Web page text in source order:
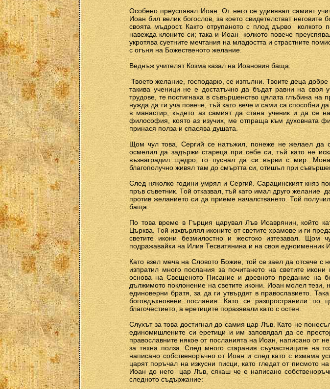
Особено преуспявал Иоан. От него се удивявал самият
Иоан бил велик богослов, за което свидетелстват
своята мъдрост. Както отрупаното с плод дърво ­ колкото
навежда клоните си; така и Иоан ­ колкото повече
укротява суетните мечтания на младостта и страстните
с огъня на Божественото желание.
Веднъж учителят Козма казал на Иоановия баща:
Твоето желание, господарю, се изпълни. Твоите деца
такива ученици не е достатъчно да бъдат равни на своя
трудове, те постигнаха в съвършенство цялата глъбина
нужда да ги уча повече, тъй като вече и сами са способни
в манастир, където аз самият да стана ученик и да се
философия, която аз изучих, ме отпраща към духовната
принася полза и спасява душата.
Щом чул това, Сергий се натъжил, понеже не желаел да
осмелил да задържи стареца при себе си, тъй като не
възнаградил щедро, го пуснал да си върви с мир.
благополучно живял там до смъртта си, отишъл при
След няколко години умрял и Сергий. Сарацинският княз
пръв съветник. Той отказвал, тъй като имал друго
против желанието си да приеме началстването. Той
баща.
По това време в Гърция царувал Лъв Исаврянин, който
Църква. Той изхвърлял иконите от светите храмове и ги
светите икони безмилостно и жестоко изтезавал. Щом
подражавайки на Илия Тесвитянина и на своя едноименник
Като взел меча на Словото Божие, той се заел да отсече с
изпратил много послания за почитането на светите
основа на Свещеното Писание и древното предание на
дължимото поклонение на светите икони. Иоан молел тези,
единоверни братя, за да ги утвърдят в православието.
боговдъхновени послания. Като се разпространили по
благочестието, а еретиците поразявали като с остен.
Слухът за това достигнал до самия цар Лъв. Като не
единомишлените си еретици и им заповядал да се
православните някое от посланията на Иоан, написано от
за тяхна полза. След много старания съучастниците на
написано собственоръчно от Иоан и след като с измама
царят поръчал на изкусни писци, като гледат от
Иоан до него ­ цар Лъв, сякаш че е написано
следното съдържание: